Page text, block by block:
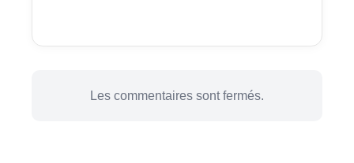
Les commentaires sont fermés.